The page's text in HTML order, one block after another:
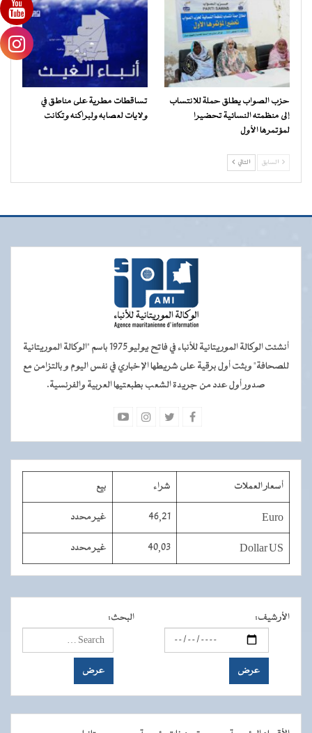
حزب الصواب يطلق حملة للانتساب
إلى منظمته النسائية تحضيرا
لمؤتمرها الأول
تساقطات مطرية على مناطق في
ولايات لعصابه ولبراكنه وتكانت
السابق التالي
أنشئت الوكالة الموريتانية للأنباء في فاتح يوليو 1975 باسم "الوكالة الموريتانية
للصحافة" وبثت أول برقية على شريطها الإخباري في نفس اليوم و بالتزامن مع
صدور أول عدد من جريدة الشعب بطبعتيها العربية والفرنسية.
أسعار العملات شراء بيع
Euro
46,21 غير محدد
Dollar US
40,03 غير محدد
الأرشيف: البحث: